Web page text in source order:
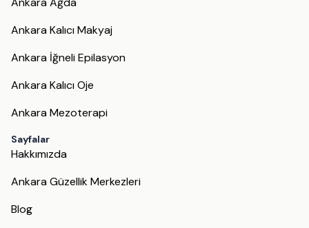
Ankara Kalıcı Makyaj
Ankara İğneli Epilasyon
Ankara Kalıcı Oje
Ankara Mezoterapi
Sayfalar
Hakkımızda
Ankara Güzellik Merkezleri
Blog